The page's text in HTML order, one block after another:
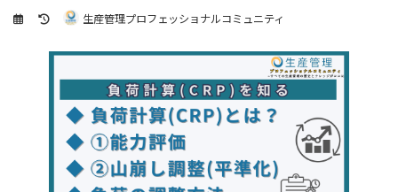
日
生産管理プロフェッショナルコミュニティ